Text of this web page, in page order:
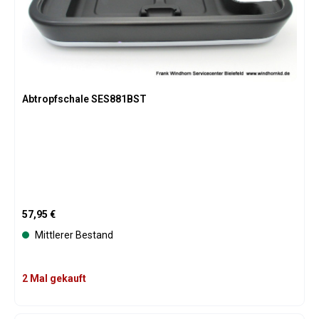
Abtropfschale SES881BST
Regulärer Preis:
57,95 €
Mittlerer Bestand
2 Mal gekauft